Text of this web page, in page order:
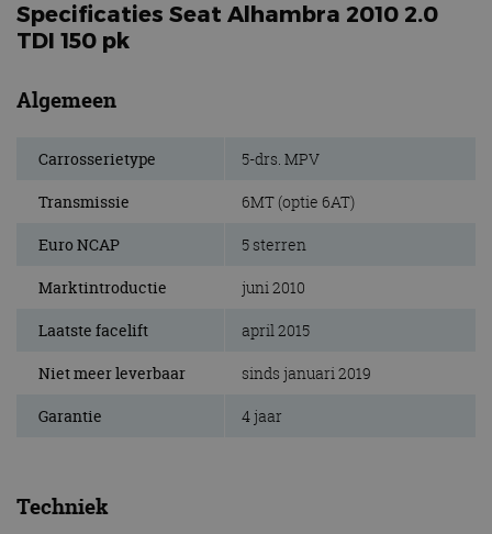
Specificaties Seat Alhambra 2010 2.0
TDI 150 pk
Algemeen
Carrosserietype 5-drs. MPV
Transmissie 6MT (optie 6AT)
Euro NCAP 5 sterren
Marktintroductie juni 2010
Laatste facelift april 2015
Niet meer leverbaar sinds januari 2019
Garantie 4 jaar
Techniek